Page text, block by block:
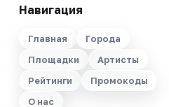
Навигация
Главная
Города
Площадки
Артисты
Рейтинги
Промокоды
О нас